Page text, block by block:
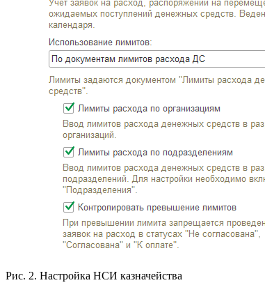
Рис. 2. Настройка НСИ казначейства